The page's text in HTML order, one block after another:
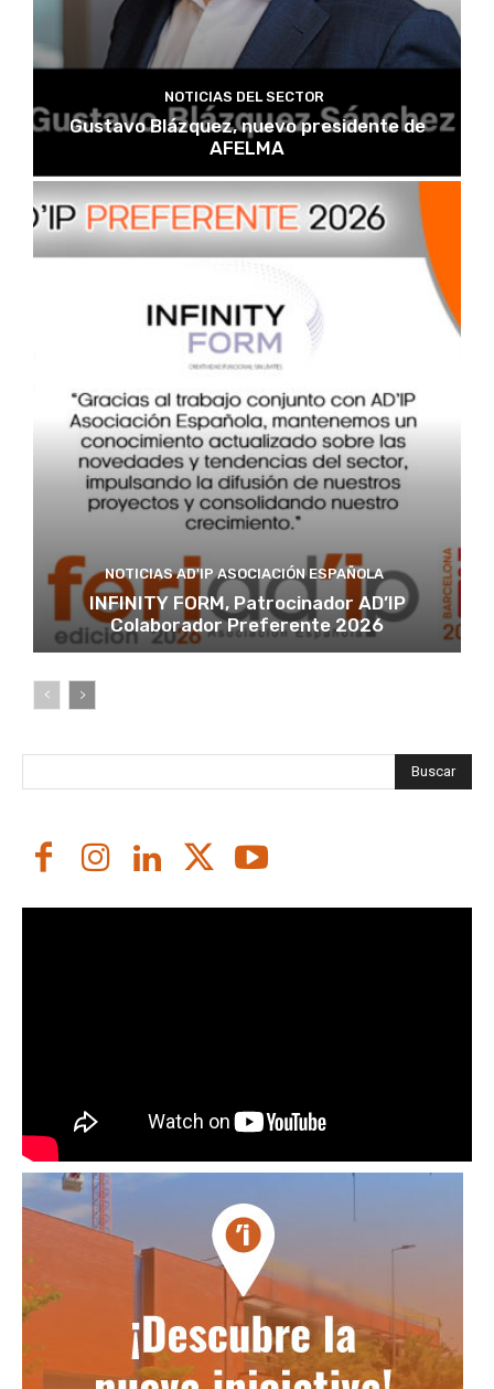
NOTICIAS DEL SECTOR
Gustavo Blázquez, nuevo presidente de
AFELMA
NOTICIAS AD'IP ASOCIACIÓN ESPAÑOLA
INFINITY FORM, Patrocinador AD’IP
Colaborador Preferente 2026
Buscar